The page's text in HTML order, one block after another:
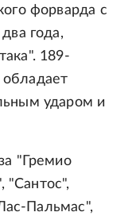
форварда с
года,
189-
ударом и
"Гремио
"Сантос",
Пальмас",